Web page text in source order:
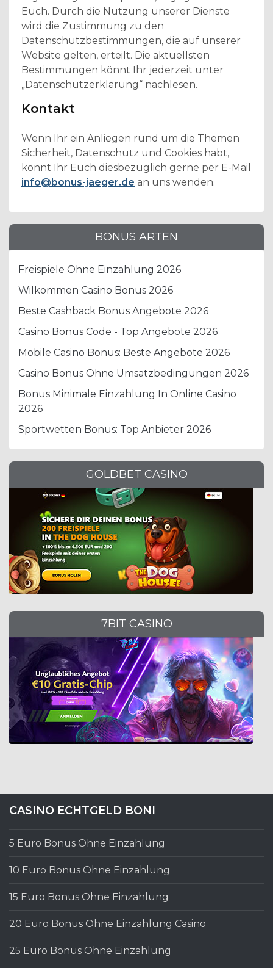
Euch. Durch die Nutzung unserer Dienste
wird die Zustimmung zu den
Datenschutzbestimmungen, die auf unserer
Website gelten, erteilt. Die aktuellsten
Bestimmungen könnt Ihr jederzeit unter
„Datenschutzerklärung“ nachlesen.
Kontakt
Wenn Ihr ein Anliegen rund um die Themen
Sicherheit, Datenschutz und Cookies habt,
könnt Ihr Euch diesbezüglich gerne per E-Mail
info@bonus-jaeger.de an uns wenden.
BONUS ARTEN
Freispiele Ohne Einzahlung 2026
Wilkommen Casino Bonus 2026
Beste Cashback Bonus Angebote 2026
Casino Bonus Code - Top Angebote 2026
Mobile Casino Bonus: Beste Angebote 2026
Casino Bonus Ohne Umsatzbedingungen 2026
Bonus Minimale Einzahlung In Online Casino
2026
Sportwetten Bonus: Top Anbieter 2026
GOLDBET CASINO
7BIT CASINO
CASINO ECHTGELD BONI
5 Euro Bonus Ohne Einzahlung
10 Euro Bonus Ohne Einzahlung
15 Euro Bonus Ohne Einzahlung
20 Euro Bonus Ohne Einzahlung Casino
25 Euro Bonus Ohne Einzahlung